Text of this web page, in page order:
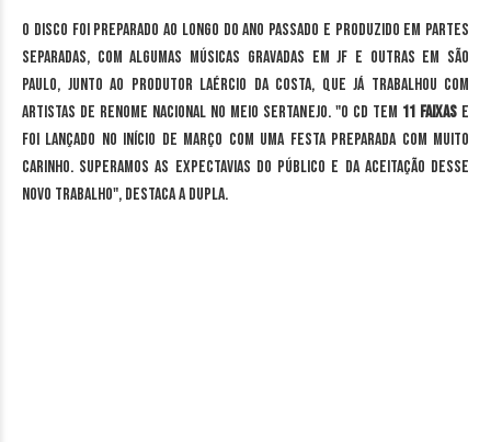
O disco foi preparado ao longo do ano passado e produzido em partes
separadas, com algumas músicas gravadas em JF e outras em São
Paulo, junto ao produtor Laércio da Costa, que já trabalhou com
artistas de renome nacional no meio sertanejo. "O CD tem 11 faixase
foi lançado no início de março com uma festa preparada com muito
carinho. Superamos as expectavias do público e da aceitação desse
novo trabalho", destaca a dupla.